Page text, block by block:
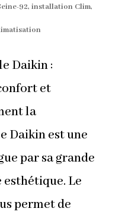
92, installation Clim,
Daikin :
et
la
Daikin est une
par sa grande
Le
permet de